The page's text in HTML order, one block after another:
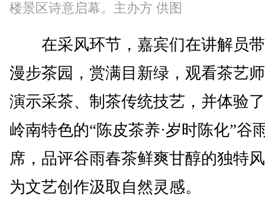
楼景区诗意启幕。主办方 供图
在采风环节，嘉宾们在讲解员
漫步茶园，赏满目新绿，观看茶艺
演示采茶、制茶传统技艺，并体验
岭南特色的“陈皮茶养·岁时陈化”谷
席，品评谷雨春茶鲜爽甘醇的独特
为文艺创作汲取自然灵感。